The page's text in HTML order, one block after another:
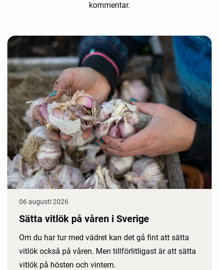
kommentar.
06 augusti 2026
Sätta vitlök på våren i Sverige
Om du har tur med vädret kan det gå fint att sätta
vitlök också på våren. Men tillförlitligast är att sätta
vitlök på hösten och vintern.